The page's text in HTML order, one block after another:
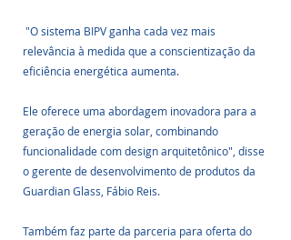
"O sistema BIPV ganha cada vez mais
relevância à medida que a conscientização da
eficiência energética aumenta.
Ele oferece uma abordagem inovadora para a
geração de energia solar, combinando
funcionalidade com design arquitetônico", disse
o gerente de desenvolvimento de produtos da
Guardian Glass, Fábio Reis.
Também faz parte da parceria para oferta do